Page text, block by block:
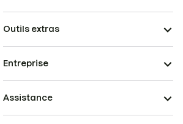
Outils extras
Entreprise
Assistance